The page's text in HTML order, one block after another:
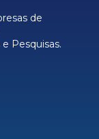
de
Pesquisas.